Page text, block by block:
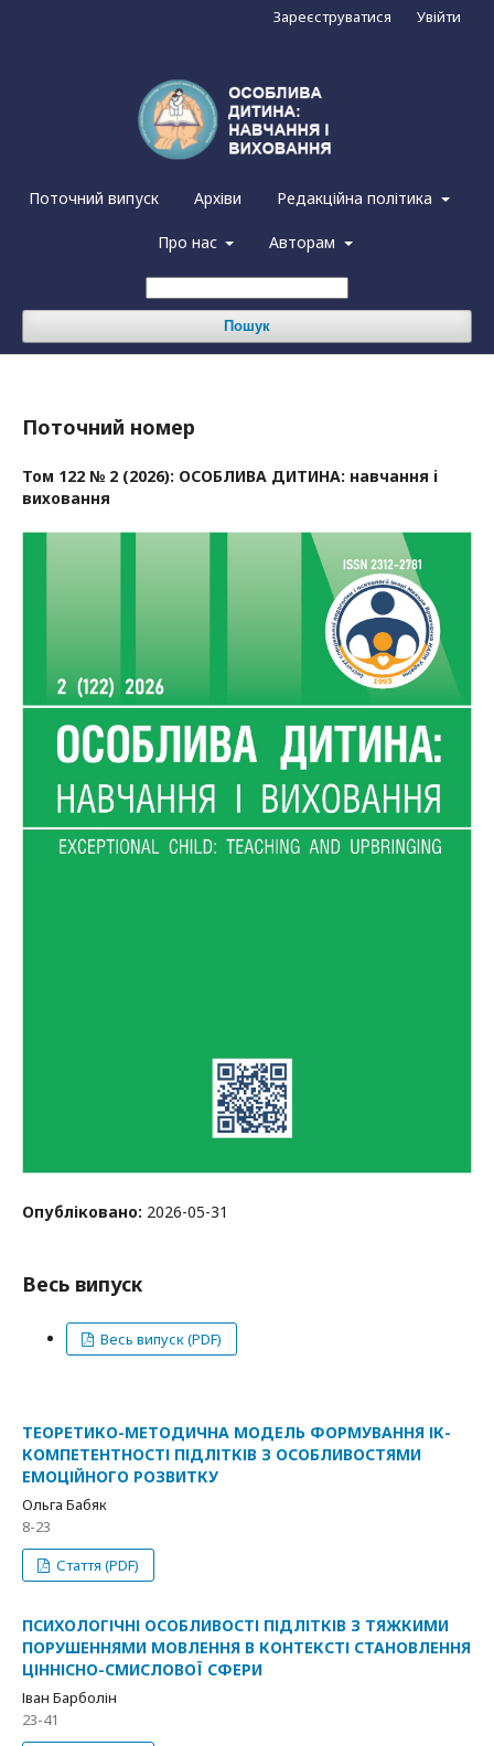
Поточний випуск Архіви Редакційна політика
Про нас Авторам
Пошук
Зареєструватися Увійти
Поточний номер
Том 122 № 2 (2026): ОСОБЛИВА ДИТИНА: навчання i
виховання
Опубліковано: 2026-05-31
Весь випуск
Весь випуск (PDF)
ТЕОРЕТИКО-МЕТОДИЧНА МОДЕЛЬ ФОРМУВАННЯ ІК-
КОМПЕТЕНТНОСТІ ПІДЛІТКІВ З ОСОБЛИВОСТЯМИ
ЕМОЦІЙНОГО РОЗВИТКУ
Ольга Бабяк
8-23
Стаття (PDF)
ПСИХОЛОГІЧНІ ОСОБЛИВОСТІ ПІДЛІТКІВ З ТЯЖКИМИ
ПОРУШЕННЯМИ МОВЛЕННЯ В КОНТЕКСТІ СТАНОВЛЕННЯ
ЦІННІСНО-СМИСЛОВОЇ СФЕРИ
Іван Барболін
23-41